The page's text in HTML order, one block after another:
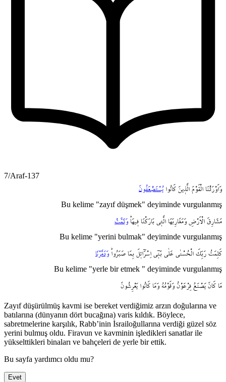
7/Araf-137
وَاَوْرَثْنَا الْقَوْمَ الَّذ۪ينَ كَانُوا يُسْتَضْعَفُونَ
Bu kelime "zayıf düşmek" deyiminde vurgulanmış
مَشَارِقَ الْاَرْضِ وَمَغَارِبَهَا الَّت۪ي بَارَكْنَا ف۪يهَاۜ وَتَمَّتْ
Bu kelime "yerini bulmak" deyiminde vurgulanmış
كَلِمَتُ رَبِّكَ الْحُسْنٰى عَلٰى بَن۪ٓي اِسْرَٓائ۪لَ بِمَا صَبَرُواۜ وَدَمَّرْنَا
Bu kelime "yerle bir etmek " deyiminde vurgulanmış
مَا كَانَ يَصْنَعُ فِرْعَوْنُ وَقَوْمُهُ وَمَا كَانُوا يَعْرِشُونَ
Zayıf düşürülmüş kavmi ise bereket verdiğimiz arzın doğularına ve
batılarına (dünyanın dört bucağına) varis kıldık. Böylece,
sabretmelerine karşılık, Rabb’inin İsrailoğullarına verdiği güzel söz
yerini bulmuş oldu. Firavun ve kavminin işledikleri sanatlar ile
yükselttikleri binaları ve bahçeleri de yerle bir ettik.
Bu sayfa yardımcı oldu mu?
Evet